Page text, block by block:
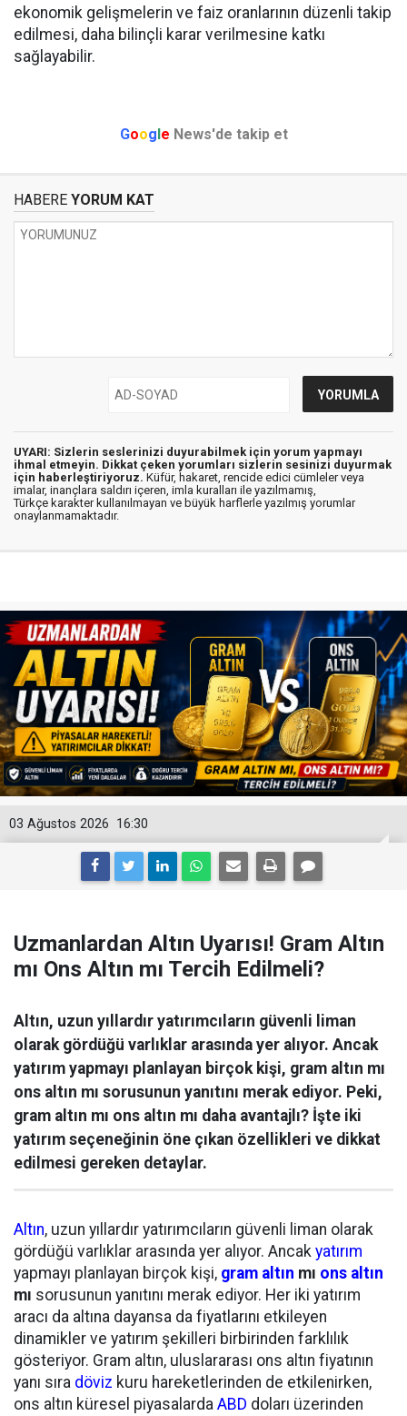
ekonomik gelişmelerin ve faiz oranlarının düzenli takip
edilmesi, daha bilinçli karar verilmesine katkı
sağlayabilir.
Google News'de takip et
HABERE YORUM KAT
UYARI: Sizlerin seslerinizi duyurabilmek için yorum yapmayı
ihmal etmeyin. Dikkat çeken yorumları sizlerin sesinizi duyurmak
için haberleştiriyoruz. Küfür, hakaret, rencide edici cümleler veya
imalar, inançlara saldırı içeren, imla kuralları ile yazılmamış,
Türkçe karakter kullanılmayan ve büyük harflerle yazılmış yorumlar
onaylanmamaktadır.
16:30
03 Ağustos 2026
Uzmanlardan Altın Uyarısı! Gram Altın
mı Ons Altın mı Tercih Edilmeli?
Altın, uzun yıllardır yatırımcıların güvenli liman
olarak gördüğü varlıklar arasında yer alıyor. Ancak
yatırım yapmayı planlayan birçok kişi, gram altın mı
ons altın mı sorusunun yanıtını merak ediyor. Peki,
gram altın mı ons altın mı daha avantajlı? İşte iki
yatırım seçeneğinin öne çıkan özellikleri ve dikkat
edilmesi gereken detaylar.
Altın, uzun yıllardır yatırımcıların güvenli liman olarak
gördüğü varlıklar arasında yer alıyor. Ancak yatırım
yapmayı planlayan birçok kişi, gram altın mı ons altın
mı sorusunun yanıtını merak ediyor. Her iki yatırım
aracı da altına dayansa da fiyatlarını etkileyen
dinamikler ve yatırım şekilleri birbirinden farklılık
gösteriyor. Gram altın, uluslararası ons altın fiyatının
yanı sıra döviz kuru hareketlerinden de etkilenirken,
ons altın küresel piyasalarda ABD doları üzerinden